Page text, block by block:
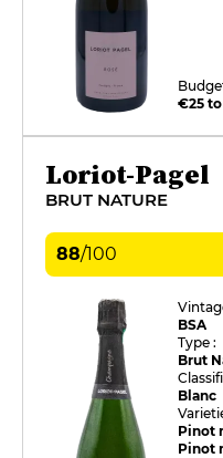
€25
Loriot-Pagel
BRUT NATURE
88/100
BSA
Type :
Brut
Blanc
Pinot
Pinot